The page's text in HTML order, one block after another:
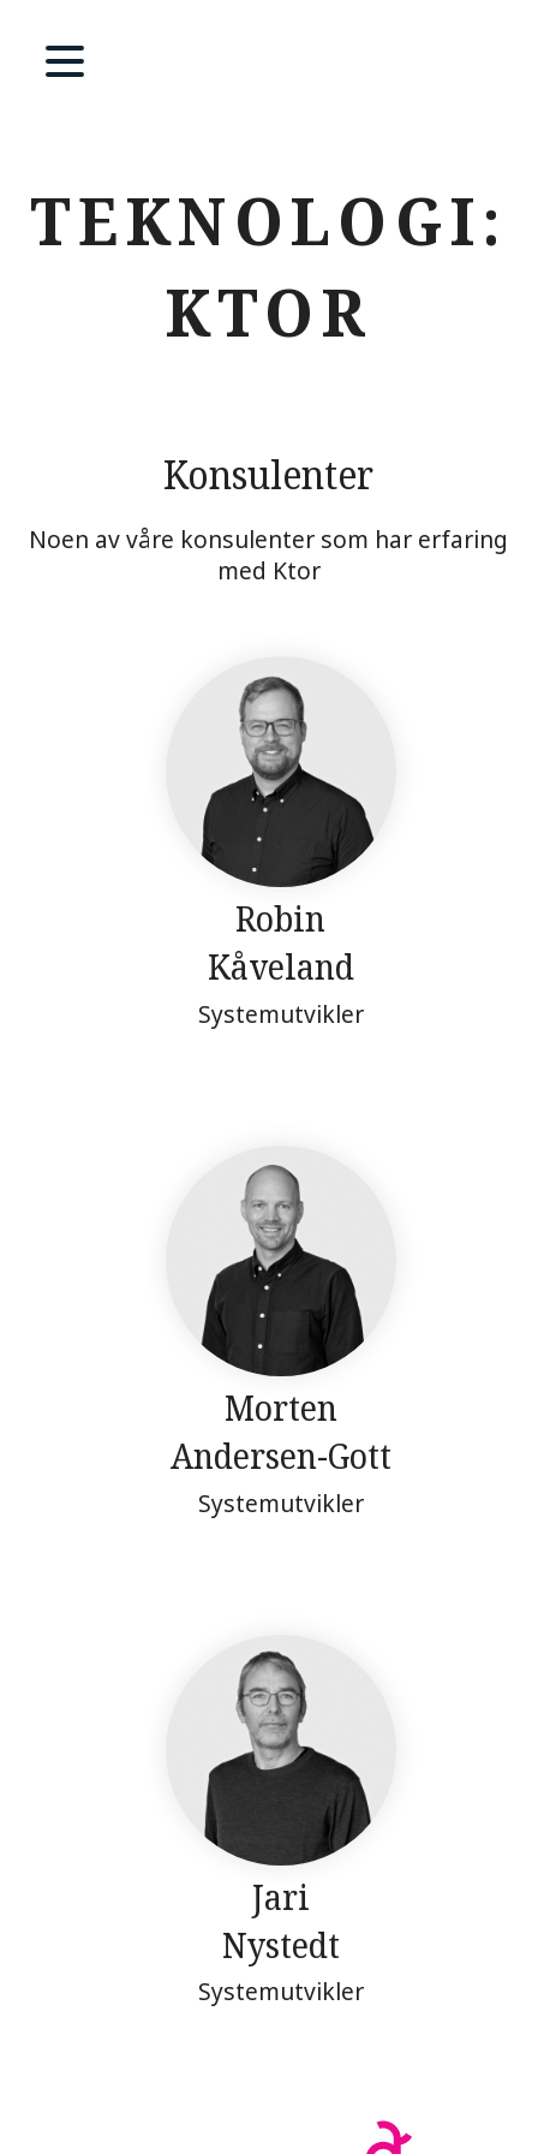
TEKNOLOGI:
KTOR
Konsulenter
Noen av våre konsulenter som har erfaring
med Ktor
Robin
Kåveland
Systemutvikler
Morten
Andersen-Gott
Systemutvikler
Jari
Nystedt
Systemutvikler